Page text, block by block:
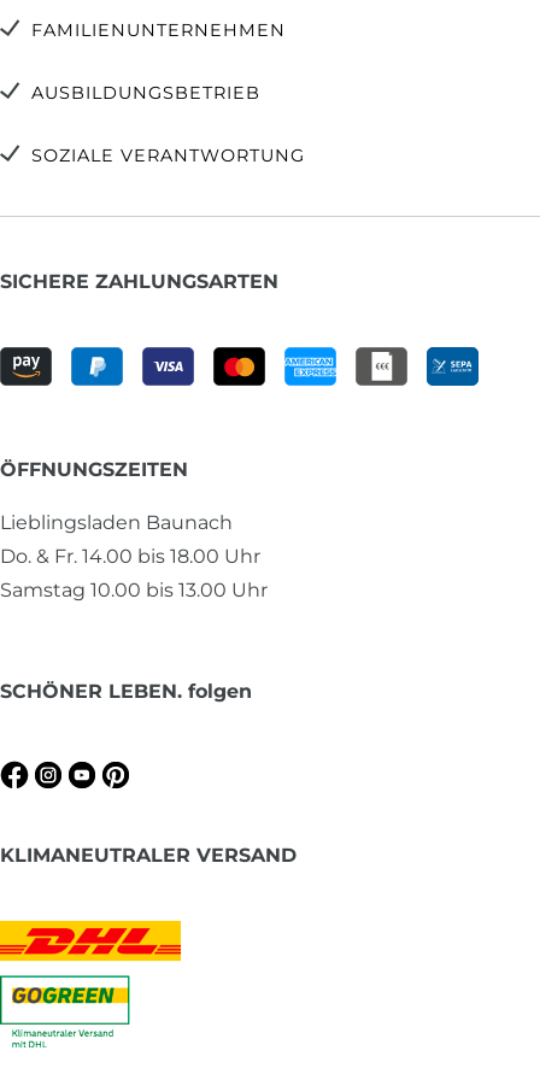
FAMILIENUNTERNEHMEN
AUSBILDUNGSBETRIEB
SOZIALE VERANTWORTUNG
SICHERE ZAHLUNGSARTEN
ÖFFNUNGSZEITEN
Lieblingsladen Baunach
Do. & Fr. 14.00 bis 18.00 Uhr
Samstag 10.00 bis 13.00 Uhr
SCHÖNER LEBEN. folgen
KLIMANEUTRALER VERSAND